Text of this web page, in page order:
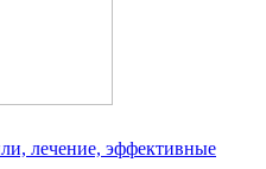
лечение, эффективные